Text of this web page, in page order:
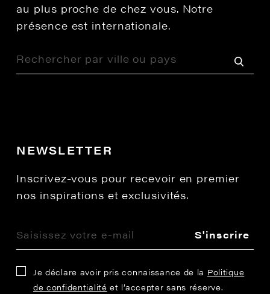
au plus proche de chez vous. Notre
présence est internationale.
NEWSLETTER
Inscrivez-vous pour recevoir en premier
nos inspirations et exclusivités.
S'inscrire
Je déclare avoir pris connaissance de la Politique
de confidentialité et l’accepter sans réserve.